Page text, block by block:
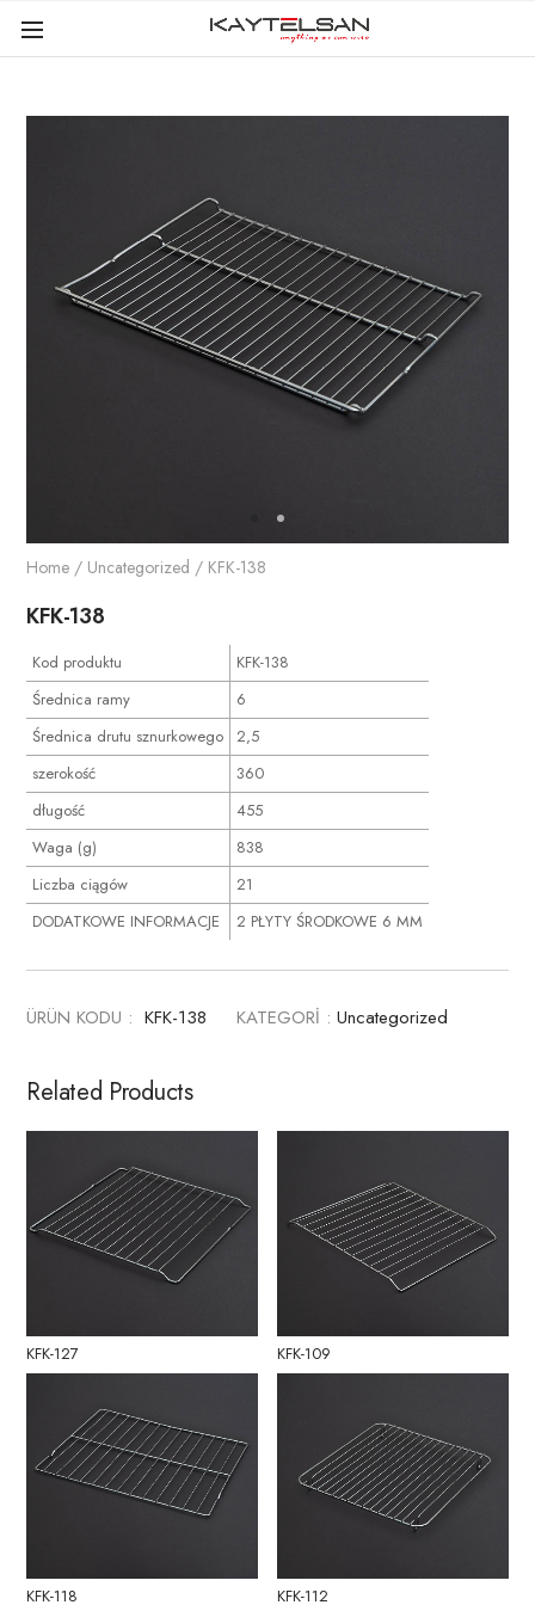
Home / Uncategorized / KFK-138
KFK-138
Kod produktu
KFK-138
Średnica ramy
6
Średnica drutu sznurkowego
2,5
szerokość
360
długość
455
Waga (g)
838
Liczba ciągów
21
DODATKOWE INFORMACJE
2 PŁYTY ŚRODKOWE 6 MM
ÜRÜN KODU : KFK-138 KATEGORİ : Uncategorized
Related Products
KFK-127 KFK-109
KFK-118 KFK-112